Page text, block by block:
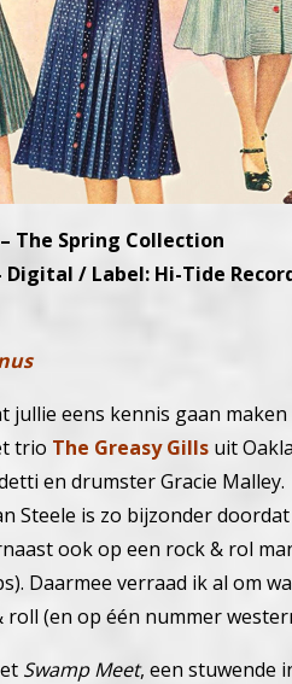
The Spring Collection
Digital / Label: Hi-Tide
jullie eens kennis gaan
trio The Greasy Gills uit
en drumster Gracie Malley.
Steele is zo bijzonder
ook op een rock & rol
Daarmee verraad ik al om
roll (en op één nummer
Swamp Meet, een stuwende